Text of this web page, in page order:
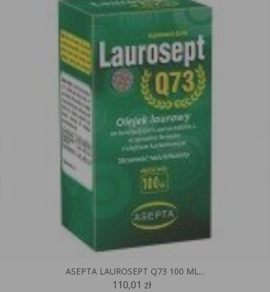
ASEPTA LAUROSEPT Q73 100 ML...
110,01 zł